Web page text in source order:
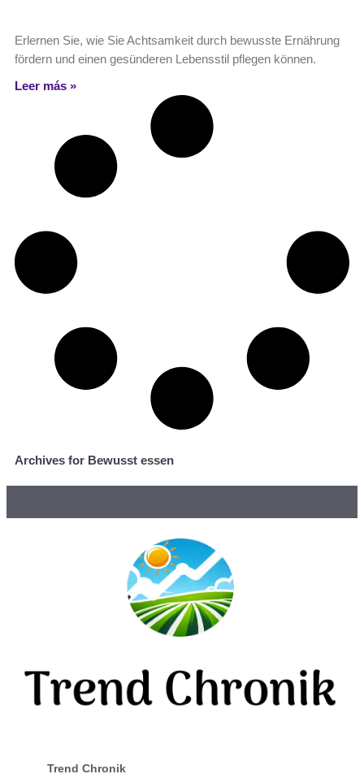
Erlernen Sie, wie Sie Achtsamkeit durch bewusste Ernährung
fördern und einen gesünderen Lebensstil pflegen können.
Leer más »
Archives for Bewusst essen
Trend Chronik